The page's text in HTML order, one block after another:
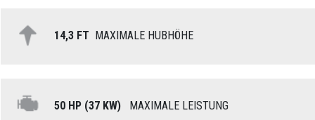
14,3 FT MAXIMALE HUBHÖHE
50 HP (37 KW) MAXIMALE LEISTUNG